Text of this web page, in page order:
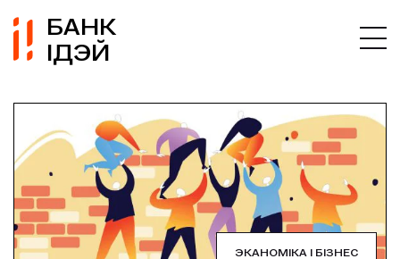
БАНК
ІДЭЙ
ЭКАНОМІКА І БІЗНЕС